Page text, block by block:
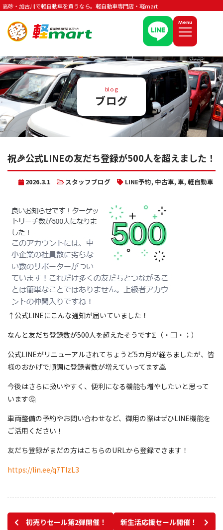
高砂・加古川で軽自動車を買うなら。軽自動車専門店・軽mart
Menu
blog
ブログ
祝🎉公式LINEの友だち登録が500人を超えました！
2026.3.1 スタッフブログ LINE予約, 中古車, 車, 軽自動車
↑公式LINEにこんな通知が届いていました！
なんと友だち登録数が500人を超えたそうですΣ（・□・；）
公式LINEがリニューアルされてちょうど5カ月が経ちましたが、皆
様のおかげで順調に登録者数が増えていってます🙇
今後はさらに扱いやすく、便利になる機能も増やしたいと思って
います🤔
車両整備の予約やお問い合わせなど、御用の際はぜひLINE機能を
ご活用ください！
友だち登録がまだの方はこちらのURLから登録できます！
https://lin.ee/q7TIzL3
初売りセール第2弾開催！ 新生活応援セール開催！